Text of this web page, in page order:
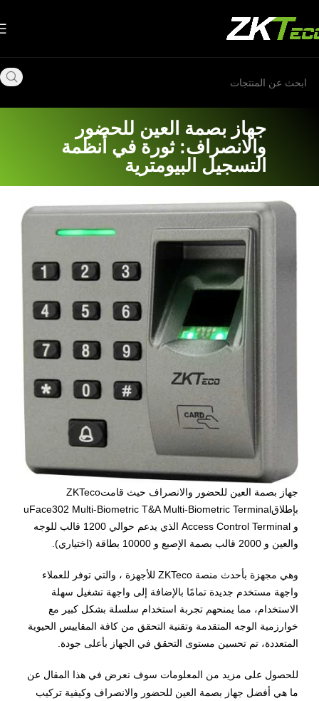
جهاز بصمة العين للحضور
والانصراف: ثورة في أنظمة
التسجيل البيومترية
جهاز بصمة العين للحضور والانصراف حيث قامتZKTeco
بإطلاقuFace302 Multi-Biometric T&A Multi-Biometric Terminal
و Access Control Terminal
الذي يدعم حوالي 1200 قالب للوجه
والعين و 2000 قالب بصمة الإصبع و 10000 بطاقة (اختياري)
.
وهي مجهزة بأحدث منصة ZKTeco للأجهزة ، والتي توفر للعملاء
واجهة مستخدم جديدة تمامًا بالإضافة إلى واجهة تشغيل سهلة
الاستخدام، مما يمنحهم تجربة استخدام سلسلة بشكل كبير مع
خوارزمية الوجه المتقدمة وتقنية التحقق من كافة المقاييس الحيوية
المتعددة، تم تحسين مستوى التحقق في الجهاز بأعلى جودة
للحصول على مزيد من المعلومات سوف نعرض في هذا المقال عن
ما هي أفضل جهاز بصمة العين للحضور والانصراف وكيفية تركيب